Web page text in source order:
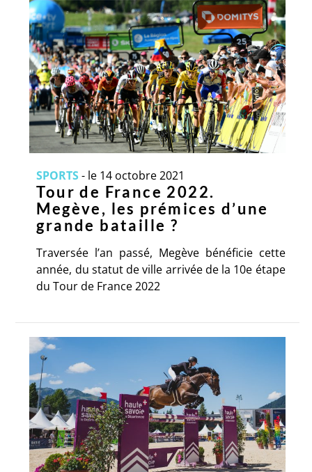
SPORTS- le 14 octobre 2021
Tour de France 2022.
Megève, les prémices d’une
grande bataille ?
Traversée l’an passé, Megève bénéficie cette
année, du statut de ville arrivée de la 10e étape
du Tour de France 2022